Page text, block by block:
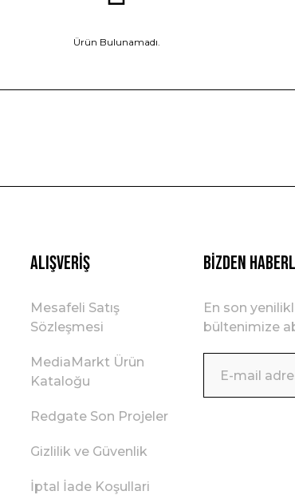
Ürün Bulunamadı.
Alışveriş
Mesafeli Satış
Sözleşmesi
MediaMarkt Ürün
Kataloğu
Redgate Son Projeler
Gizlilik ve Güvenlik
İptal İade Koşullari
BİZDEN
En son
bültenimize